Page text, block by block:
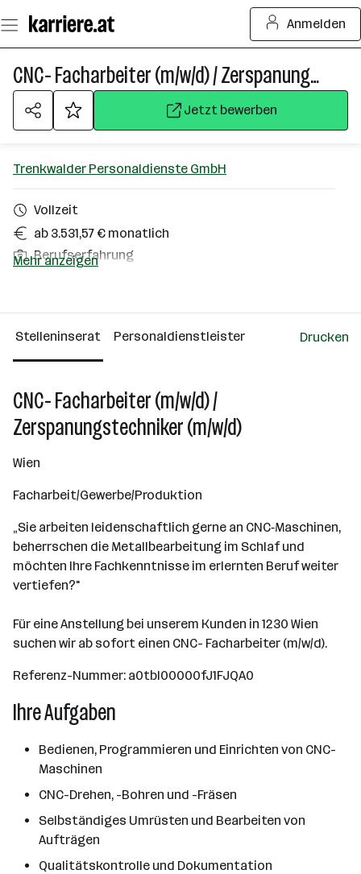
Seiteninhalt
springen
Anmelden
CNC- Facharbeiter (m/w/d) / Zerspanungstechniker (m/w/d)
Jetzt bewerben
Trenkwalder Personaldienste GmbH
Vollzeit
ab 3.531,57 € monatlich
Berufserfahrung
Über das Unternehmen
Wien
Mehr anzeigen
Stelleninserat Personaldienstleister Drucken
CNC- Facharbeiter (m/w/d) /
Zerspanungstechniker (m/w/d)
Wien
Facharbeit/Gewerbe/Produktion
„Sie arbeiten leidenschaftlich gerne an CNC‑Maschinen,
beherrschen die Metallbearbeitung im Schlaf und
möchten Ihre Fachkenntnisse im erlernten Beruf weiter
vertiefen?"
Für eine Anstellung bei unserem Kunden in 1230 Wien
suchen wir ab sofort einen CNC- Facharbeiter (m/w/d).
Referenz-Nummer: a0tbI00000fJ1FJQA0
Ihre Aufgaben
Bedienen, Programmieren und Einrichten von CNC-
Maschinen
CNC-Drehen, -Bohren und -Fräsen
Selbständiges Umrüsten und Bearbeiten von
Aufträgen
Qualitätskontrolle und Dokumentation